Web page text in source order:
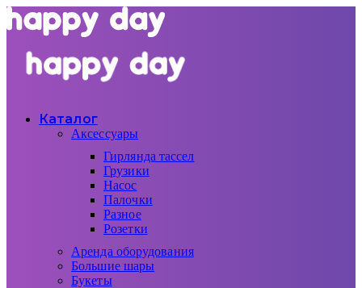
Каталог
Аксессуары
Гирлянда тассел
Грузики
Насос
Палочки
Разное
Розетки
Аренда оборудования
Большие шары
Букеты